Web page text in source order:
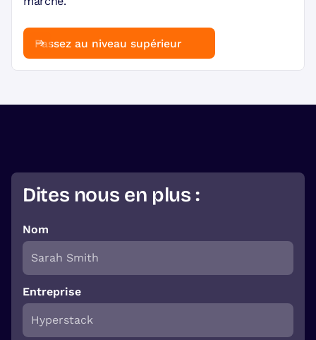
Passez au niveau supérieur
Dites nous en plus :
Nom
Entreprise